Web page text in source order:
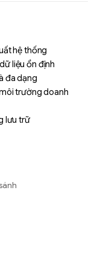
hệ thống
liệu ổn định
đa dạng
trường doanh
lưu trữ